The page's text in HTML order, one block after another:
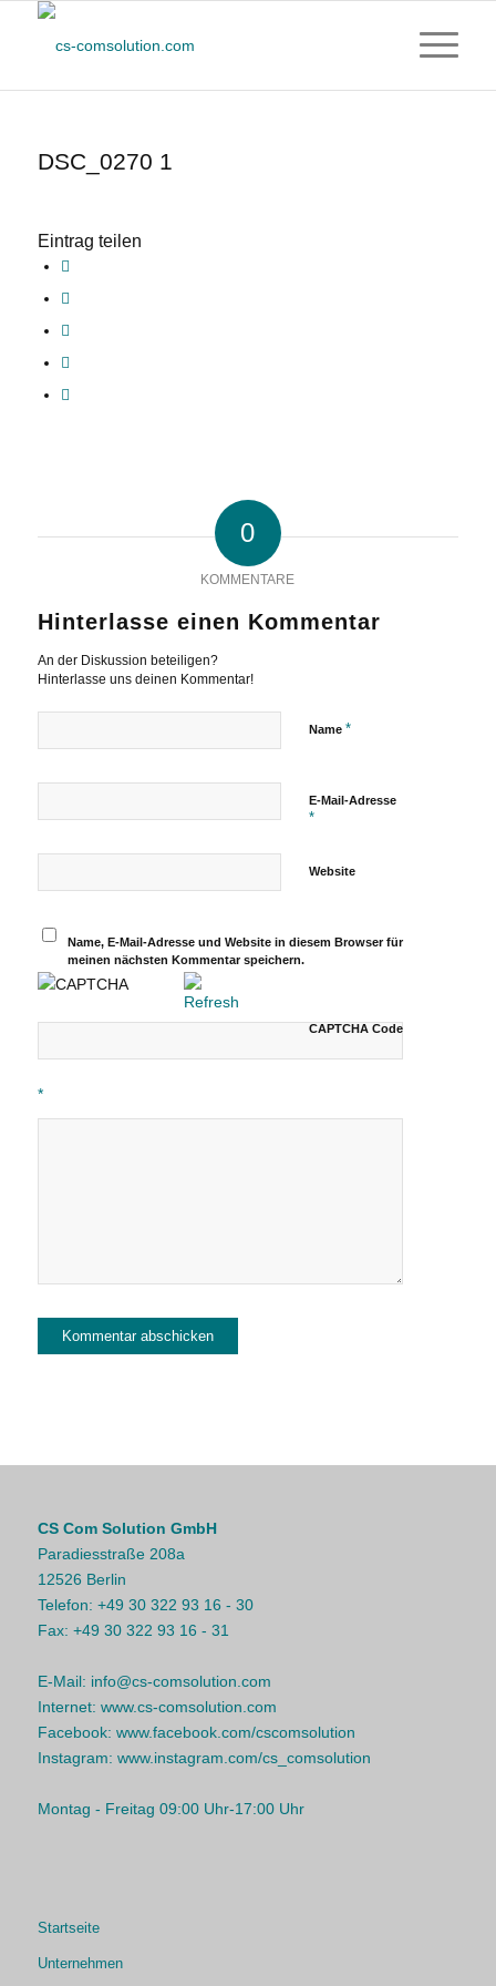
DSC_0270 1
Eintrag teilen
0
KOMMENTARE
Hinterlasse einen Kommentar
An der Diskussion beteiligen?
Hinterlasse uns deinen Kommentar!
Name *
E-Mail-Adresse
*
Website
Name, E-Mail-Adresse und Website in diesem Browser für
meinen nächsten Kommentar speichern.
CAPTCHA Code
*
CS Com Solution GmbH
Paradiesstraße 208a
12526 Berlin
Telefon: +49 30 322 93 16 - 30
Fax: +49 30 322 93 16 - 31
E-Mail: info@cs-comsolution.com
Internet: www.cs-comsolution.com
Facebook: www.facebook.com/cscomsolution
Instagram: www.instagram.com/cs_comsolution
Montag - Freitag 09:00 Uhr-17:00 Uhr
Startseite
Unternehmen